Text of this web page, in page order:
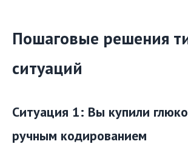
Пошаговые решения
ситуаций
Ситуация 1: Вы купили
ручным кодированием